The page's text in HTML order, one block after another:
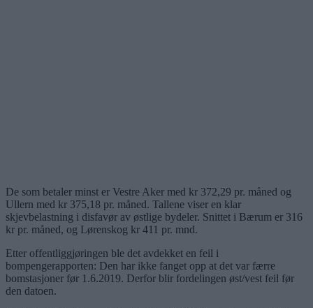
De som betaler minst er Vestre Aker med kr 372,29 pr. måned og
Ullern med kr 375,18 pr. måned. Tallene viser en klar
skjevbelastning i disfavør av østlige bydeler. Snittet i Bærum er 316
kr pr. måned, og Lørenskog kr 411 pr. mnd.
Etter offentliggjøringen ble det avdekket en feil i
bompengerapporten: Den har ikke fanget opp at det var færre
bomstasjoner før 1.6.2019. Derfor blir fordelingen øst/vest feil før
den datoen.